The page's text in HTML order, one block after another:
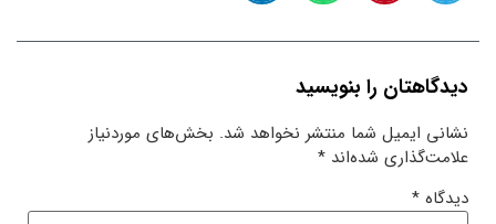
دیدگاهتان را بنویسید
نشانی ایمیل شما منتشر نخواهد شد. بخش‌های موردنیاز
علامت‌گذاری شده‌اند *
دیدگاه *